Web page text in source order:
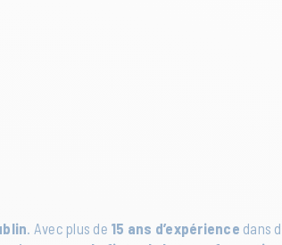
. Avec plus de 15 ans d’expérience dans